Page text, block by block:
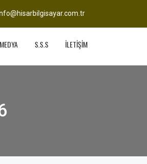
MEDYA S.S.S İLETİŞİM